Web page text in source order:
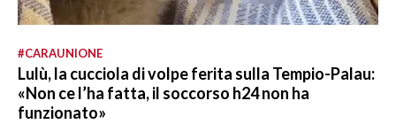
#CARAUNIONE
Lulù, la cucciola di volpe ferita sulla Tempio-Palau:
«Non ce l’ha fatta, il soccorso h24 non ha
funzionato»